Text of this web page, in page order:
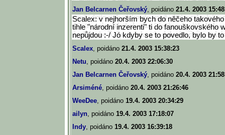
Jan Belcarnen Čeřovský, poidáno 21.4. 2003
Scalex: v nejhorším bych do něčeho
tihle "národní inzerenti" ti do fanouškovského
nepůjdou :-/ Jó kdyby se to povedlo, bylo by
Scalex, poidáno 21.4. 2003 15:38:23
Netu, poidáno 20.4. 2003 22:06:30
Jan Belcarnen Čeřovský, poidáno 20.4. 2003
Arsiméné, poidáno 20.4. 2003 21:26:46
WeeDee, poidáno 19.4. 2003 20:34:29
ailyn, poidáno 19.4. 2003 17:18:07
Indy, poidáno 19.4. 2003 16:39:18